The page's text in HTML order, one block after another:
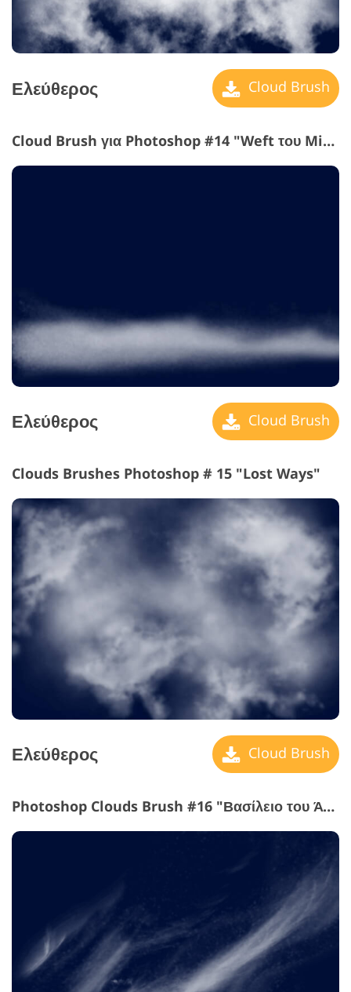
Ελεύθερος Cloud Brush
Cloud Brush για Photoshop #14 "Weft του Mist"
Ελεύθερος Cloud Brush
Clouds Brushes Photoshop # 15 "Lost Ways"
Ελεύθερος Cloud Brush
Photoshop Clouds Brush #16 "Βασίλειο του Άνεμοι"